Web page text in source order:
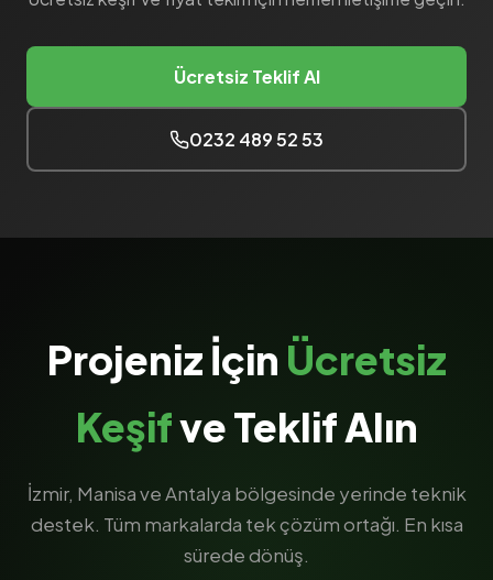
Ücretsiz Teklif Al
0232 489 52 53
Projeniz İçin Ücretsiz
Keşifve Teklif Alın
İzmir, Manisa ve Antalya bölgesinde yerinde teknik
destek. Tüm markalarda tek çözüm ortağı. En kısa
sürede dönüş.